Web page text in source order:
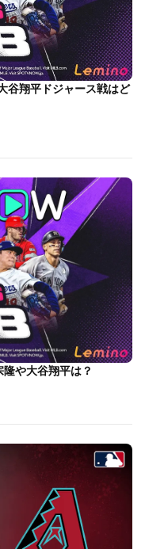
谷翔平ドジャース戦はど
や大谷翔平は？